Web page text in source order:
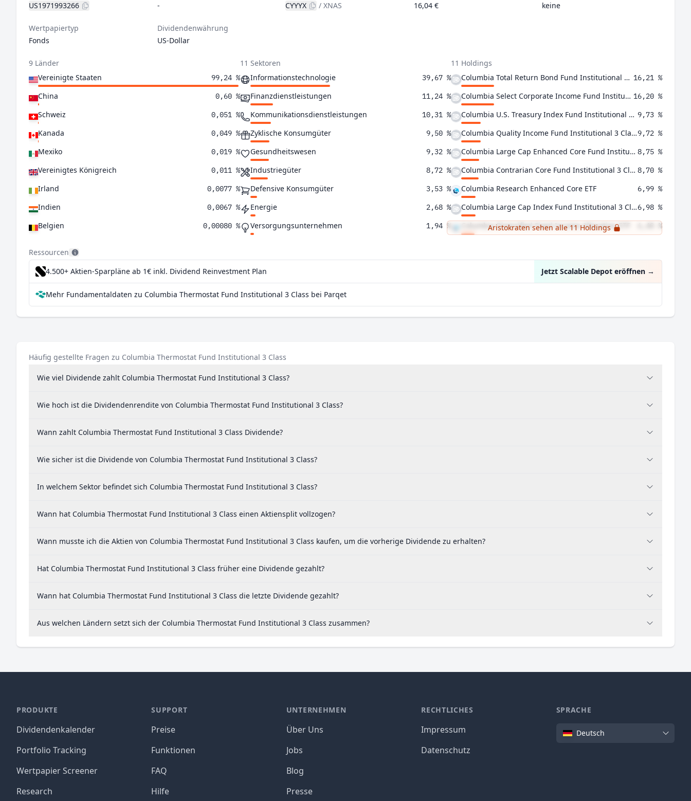
US1971993266
-
CYYYX
/XNAS
16,04 €
keine
Wertpapiertyp
Fonds
Dividendenwährung
US-Dollar
9 Länder
Vereinigte Staaten
99,24 %
China 0,60 %
Schweiz 0,051 %
Kanada 0,049 %
Mexiko 0,019 %
Vereinigtes Königreich 0,011 %
Irland 0,0077 %
Indien 0,0067 %
Belgien 0,00080 %
11 Sektoren
Informationstechnologie
39,67 %
Finanzdienstleistungen 11,24 %
Kommunikationsdienstleistungen 10,31 %
Zyklische Konsumgüter 9,50 %
Gesundheitswesen 9,32 %
Industriegüter 8,72 %
Defensive Konsumgüter 3,53 %
Energie 2,68 %
Versorgungsunternehmen 1,94 %
Rohstoffe 1,38 %
11 Holdings
Columbia Total Return Bond Fund Institutional 3 Class 16,21 %
Columbia Select Corporate Income Fund Institutional 3 Class 16,20 %
Columbia U.S. Treasury Index Fund Institutional 3 Class 9,73 %
Columbia Quality Income Fund Institutional 3 Class9,72 %
Columbia Large Cap Enhanced Core Fund Institutional 3 Class 8,75 %
Columbia Contrarian Core Fund Institutional 3 Class 8,70 %
Columbia Research Enhanced Core ETF 6,99 %
Columbia Large Cap Index Fund Institutional 3 Class6,98 %
Columbia Diversified Fixed Income Allocation ETF 6,48 %
Aristokraten sehen alle 11 Holdings
Ressourcen
4.500+ Aktien-Sparpläne ab 1€ inkl. Dividend Reinvestment Plan Jetzt Scalable Depot eröffnen →
Mehr Fundamentaldaten zu Columbia Thermostat Fund Institutional 3 Class bei Parqet
Häufig gestellte Fragen zu Columbia Thermostat Fund Institutional 3 Class
Wie viel Dividende zahlt Columbia Thermostat Fund Institutional 3 Class?
Wie hoch ist die Dividendenrendite von Columbia Thermostat Fund Institutional 3 Class?
Wann zahlt Columbia Thermostat Fund Institutional 3 Class Dividende?
Wie sicher ist die Dividende von Columbia Thermostat Fund Institutional 3 Class?
In welchem Sektor befindet sich Columbia Thermostat Fund Institutional 3 Class?
Wann hat Columbia Thermostat Fund Institutional 3 Class einen Aktiensplit vollzogen?
Wann musste ich die Aktien von Columbia Thermostat Fund Institutional 3 Class kaufen, um die vorherige Dividende zu erhalten?
Hat Columbia Thermostat Fund Institutional 3 Class früher eine Dividende gezahlt?
Wann hat Columbia Thermostat Fund Institutional 3 Class die letzte Dividende gezahlt?
Aus welchen Ländern setzt sich der Columbia Thermostat Fund Institutional 3 Class zusammen?
PRODUKTE
Dividendenkalender
Portfolio Tracking
Wertpapier Screener
Research
SUPPORT
Preise
Funktionen
FAQ
Hilfe
UNTERNEHMEN
Über Uns
Jobs
Blog
Presse
RECHTLICHES
Impressum
Datenschutz
SPRACHE
SpracheDeutsch